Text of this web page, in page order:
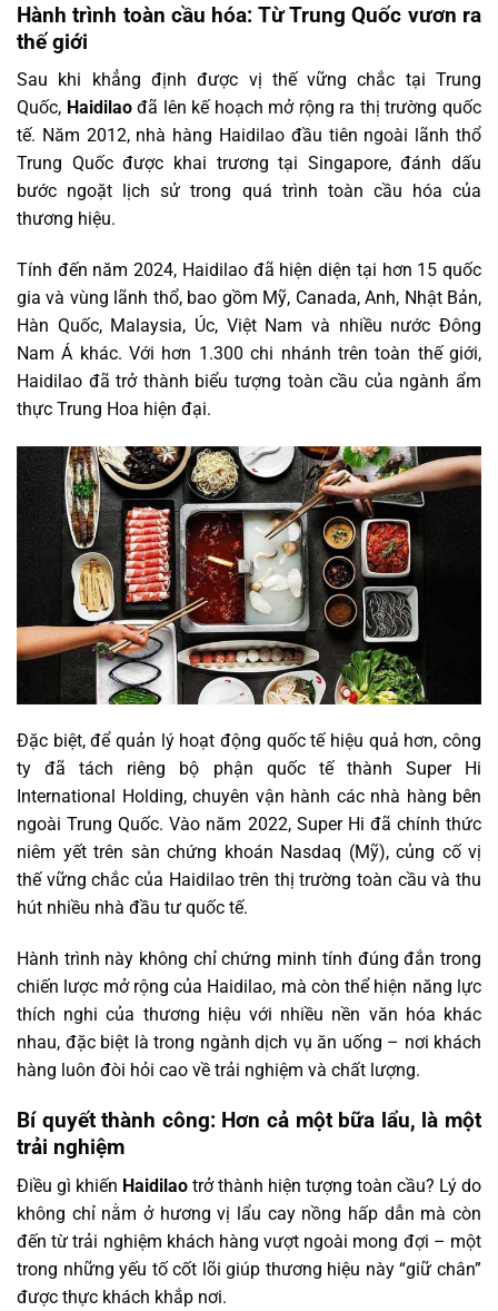
Hành trình toàn cầu hóa: Từ Trung Quốc vươn ra
thế giới
Sau khi khẳng định được vị thế vững chắc tại Trung
Quốc, Haidilaođã lên kế hoạch mở rộng ra thị trường quốc
tế. Năm 2012, nhà hàng Haidilao đầu tiên ngoài lãnh thổ
Trung Quốc được khai trương tại Singapore, đánh dấu
bước ngoặt lịch sử trong quá trình toàn cầu hóa của
thương hiệu.
Tính đến năm 2024, Haidilao đã hiện diện tại hơn 15 quốc
gia và vùng lãnh thổ, bao gồm Mỹ, Canada, Anh, Nhật Bản,
Hàn Quốc, Malaysia, Úc, Việt Nam và nhiều nước Đông
Nam Á khác. Với hơn 1.300 chi nhánh trên toàn thế giới,
Haidilao đã trở thành biểu tượng toàn cầu của ngành ẩm
thực Trung Hoa hiện đại.
Đặc biệt, để quản lý hoạt động quốc tế hiệu quả hơn, công
ty đã tách riêng bộ phận quốc tế thành Super Hi
International Holding, chuyên vận hành các nhà hàng bên
ngoài Trung Quốc. Vào năm 2022, Super Hi đã chính thức
niêm yết trên sàn chứng khoán Nasdaq (Mỹ), củng cố vị
thế vững chắc của Haidilao trên thị trường toàn cầu và thu
hút nhiều nhà đầu tư quốc tế.
Hành trình này không chỉ chứng minh tính đúng đắn trong
chiến lược mở rộng của Haidilao, mà còn thể hiện năng lực
thích nghi của thương hiệu với nhiều nền văn hóa khác
nhau, đặc biệt là trong ngành dịch vụ ăn uống – nơi khách
hàng luôn đòi hỏi cao về trải nghiệm và chất lượng.
Bí quyết thành công: Hơn cả một bữa lẩu, là một
trải nghiệm
Điều gì khiến Haidilao trở thành hiện tượng toàn cầu? Lý do
không chỉ nằm ở hương vị lẩu cay nồng hấp dẫn mà còn
đến từ trải nghiệm khách hàng vượt ngoài mong đợi – một
trong những yếu tố cốt lõi giúp thương hiệu này “giữ chân”
được thực khách khắp nơi.